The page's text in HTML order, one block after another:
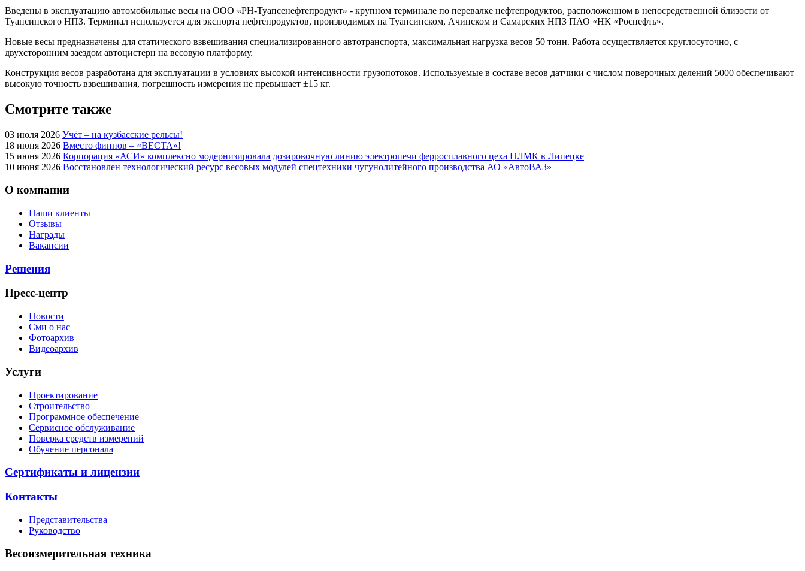
Введены в эксплуатацию автомобильные весы на ООО «РН-Туапсенефтепродукт» - крупном терминале по перевалке нефтепродуктов, расположенном в непосредственной близости от
Туапсинского НПЗ. Терминал используется для экспорта нефтепродуктов, производимых на Туапсинском, Ачинском и Самарских НПЗ ПАО «НК «Роснефть».
Новые весы предназначены для статического взвешивания специализированного автотранспорта, максимальная нагрузка весов 50 тонн. Работа осуществляется круглосуточно, с
двухсторонним заездом автоцистерн на весовую платформу.
Конструкция весов разработана для эксплуатации в условиях высокой интенсивности грузопотоков. Используемые в составе весов датчики с числом поверочных делений 5000 обеспечивают
высокую точность взвешивания, погрешность измерения не превышает ±15 кг.
Смотрите также
03 июля 2026 Учёт – на кузбасские рельсы!
18 июня 2026 Вместо финнов – «ВЕСТА»!
15 июня 2026 Корпорация «АСИ» комплексно модернизировала дозировочную линию электропечи ферросплавного цеха НЛМК в Липецке
10 июня 2026 Восстановлен технологический ресурс весовых модулей спецтехники чугунолитейного производства АО «АвтоВАЗ»
О компании
Наши клиенты
Отзывы
Награды
Вакансии
Решения
Пресс-центр
Новости
Сми о нас
Фотоархив
Видеоархив
Услуги
Проектирование
Строительство
Программное обеспечение
Сервисное обслуживание
Поверка средств измерений
Обучение персонала
Сертификаты и лицензии
Контакты
Представительства
Руководство
Весоизмерительная техника